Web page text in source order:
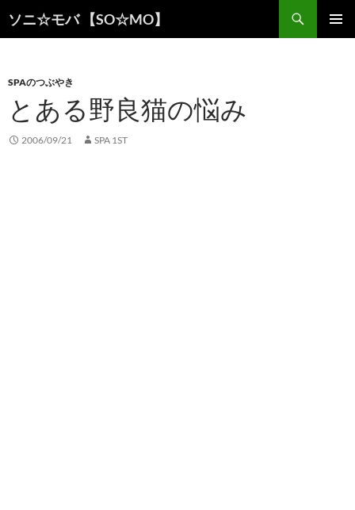
ソニ☆モバ 【SO☆MO】
索
ン
ツ
へ
キ
SPAのつぶやき
とある野良猫の悩み
2006/09/21 SPA 1ST